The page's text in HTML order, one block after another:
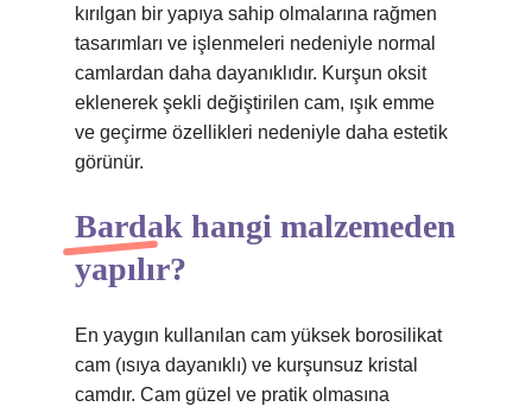
kırılgan bir yapıya sahip olmalarına rağmen
tasarımları ve işlenmeleri nedeniyle normal
camlardan daha dayanıklıdır. Kurşun oksit
eklenerek şekli değiştirilen cam, ışık emme
ve geçirme özellikleri nedeniyle daha estetik
görünür.
Bardak hangi malzemeden
yapılır?
En yaygın kullanılan cam yüksek borosilikat
cam (ısıya dayanıklı) ve kurşunsuz kristal
camdır. Cam güzel ve pratik olmasına